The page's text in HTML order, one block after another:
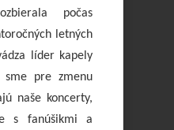
počas
letných
líder kapely
sme pre zmenu
naše koncerty,
s fanúšikmi a